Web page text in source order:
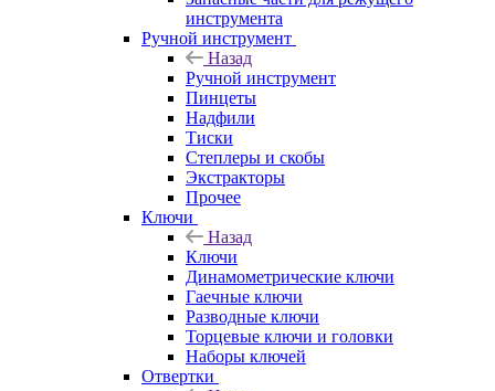
инструмента
Ручной инструмент
Назад
Ручной инструмент
Пинцеты
Надфили
Тиски
Степлеры и скобы
Экстракторы
Прочее
Ключи
Назад
Ключи
Динамометрические ключи
Гаечные ключи
Разводные ключи
Торцевые ключи и головки
Наборы ключей
Отвертки